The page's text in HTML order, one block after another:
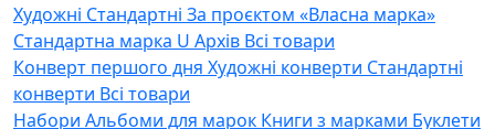
Художні Стандартні За проєктом «Власна марка»
Стандартна марка U Архів Всі товари
Конверт першого дня Художні конверти Стандартні
конверти Всі товари
Набори Альбоми для марок Книги з марками Буклети